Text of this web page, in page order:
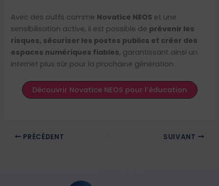
Avec des outils comme Novatice NEOS et une
sensibilisation active, il est possible de prévenir les
risques, sécuriser les postes publics et créer des
espaces numériques fiables, garantissant ainsi un
Internet plus sûr pour la prochaine génération.
Découvrir Novatice NEOS pour l’éducation
PRÉCÉDENT SUIVANT